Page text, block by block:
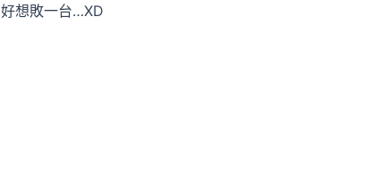
想敗一台…XD